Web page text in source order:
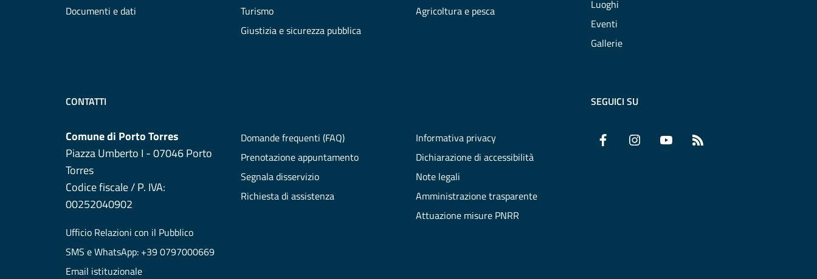
Documenti e dati
Turismo
Giustizia e sicurezza pubblica
Agricoltura e pesca
Luoghi
Eventi
Gallerie
CONTATTI
Comune di Porto Torres
Piazza Umberto I - 07046 Porto
Torres
Codice fiscale / P. IVA:
00252040902
Ufficio Relazioni con il Pubblico
SMS e WhatsApp: +39 0797000669
Email istituzionale
Domande frequenti (FAQ)
Prenotazione appuntamento
Segnala disservizio
Richiesta di assistenza
Informativa privacy
Dichiarazione di accessibilità
Note legali
Amministrazione trasparente
Attuazione misure PNRR
SEGUICI SU
Facebook InstagramYouTube